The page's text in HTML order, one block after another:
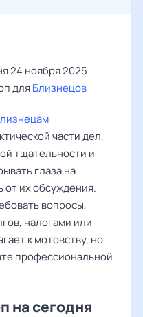
24 ноября 2025
для Близнецов
части дел,
тщательности и
глаза на
от их обсуждения.
вопросы,
налогами или
к мотовству, но
профессиональной
на сегодня